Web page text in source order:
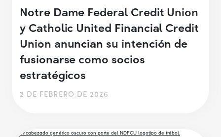
Notre Dame Federal Credit Union
y Catholic United Financial Credit
Union anuncian su intención de
fusionarse como socios
estratégicos
2 DE FEBRERO DE 2026